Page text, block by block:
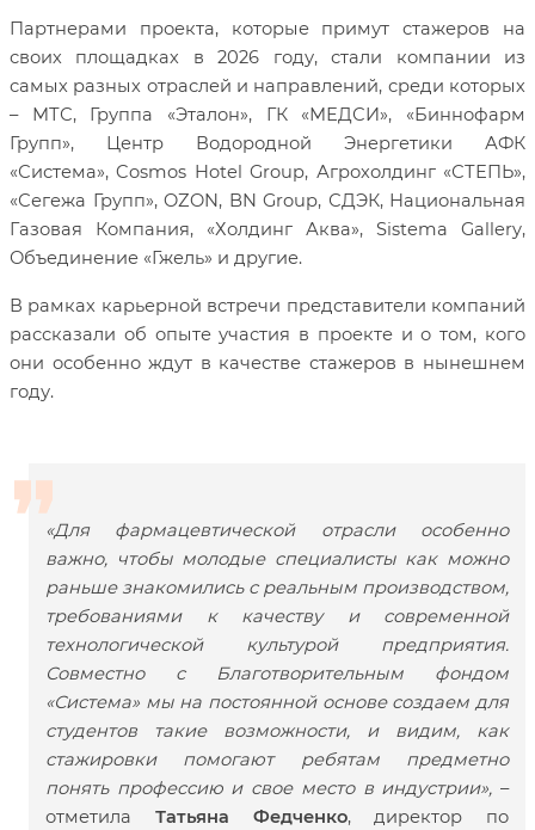
Партнерами проекта, которые примут стажеров на
своих площадках в 2026 году, стали компании из
самых разных отраслей и направлений, среди которых
– МТС, Группа «Эталон», ГК «МЕДСИ», «Биннофарм
Групп», Центр Водородной Энергетики АФК
«Система»,Cosmos Hotel Group, Агрохолдинг «СТЕПЬ»,
«Сегежа Групп», OZON, BN Group, СДЭК, Национальная
Газовая Компания, «Холдинг Аква», Sistema Gallery,
Объединение «Гжель» и другие.
В рамках карьерной встречи представители компаний
рассказали об опыте участия в проекте и о том, кого
они особенно ждут в качестве стажеров в нынешнем
году.
«Для фармацевтической отрасли особенно
важно, чтобы молодые специалисты как можно
раньше знакомились с реальным производством,
требованиями к качеству и современной
технологической культурой предприятия.
Совместно с Благотворительным фондом
«Система» мы на постоянной основе создаем для
студентов такие возможности, и видим, как
стажировки помогают ребятам предметно
понять профессию и свое место в индустрии», –
отметила Татьяна Федченко, директор по